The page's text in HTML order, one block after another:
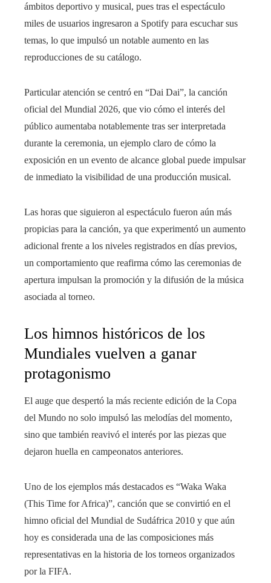
ámbitos deportivo y musical, pues tras el espectáculo
miles de usuarios ingresaron a Spotify para escuchar sus
temas, lo que impulsó un notable aumento en las
reproducciones de su catálogo.
Particular atención se centró en “Dai Dai”, la canción
oficial del Mundial 2026, que vio cómo el interés del
público aumentaba notablemente tras ser interpretada
durante la ceremonia, un ejemplo claro de cómo la
exposición en un evento de alcance global puede impulsar
de inmediato la visibilidad de una producción musical.
Las horas que siguieron al espectáculo fueron aún más
propicias para la canción, ya que experimentó un aumento
adicional frente a los niveles registrados en días previos,
un comportamiento que reafirma cómo las ceremonias de
apertura impulsan la promoción y la difusión de la música
asociada al torneo.
Los himnos históricos de los
Mundiales vuelven a ganar
protagonismo
El auge que despertó la más reciente edición de la Copa
del Mundo no solo impulsó las melodías del momento,
sino que también reavivó el interés por las piezas que
dejaron huella en campeonatos anteriores.
Uno de los ejemplos más destacados es “Waka Waka
(This Time for Africa)”, canción que se convirtió en el
himno oficial del Mundial de Sudáfrica 2010 y que aún
hoy es considerada una de las composiciones más
representativas en la historia de los torneos organizados
por la FIFA.